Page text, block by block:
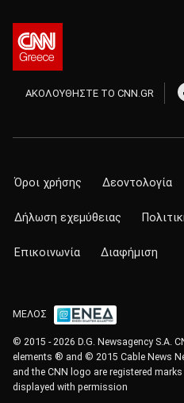
ΑΚΟΛΟΥΘΗΣΤΕ ΤΟ CNN.GR
Όροι χρήσης Δεοντολογία
Δήλωση εχεμύθειας
Επικοινωνία Διαφήμιση
ΜΕΛΟΣ
© 2015 - 2026 D.G. Newsagency S.A.
elements ® and © 2015 Cable News
and the CNN logo are registered
displayed with permission